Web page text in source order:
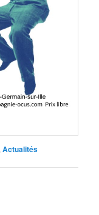
,Actualités